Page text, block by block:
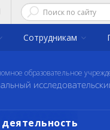
Сотрудникам
образовательное